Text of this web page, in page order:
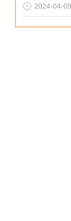
2024-04-09